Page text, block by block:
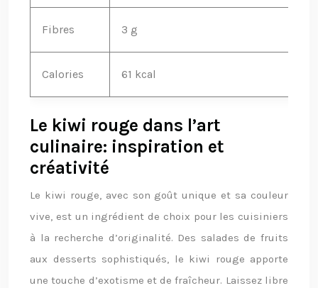
Fibres 3 g
Calories 61 kcal
Le kiwi rouge dans l’art
culinaire: inspiration et
créativité
Le kiwi rouge, avec son goût unique et sa couleur
vive, est un ingrédient de choix pour les cuisiniers
à la recherche d’originalité. Des salades de fruits
aux desserts sophistiqués, le kiwi rouge apporte
une touche d’exotisme et de fraîcheur. Laissez libre